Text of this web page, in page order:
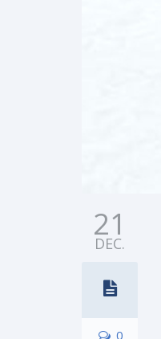
21
DEC.
0